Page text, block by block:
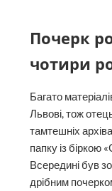
Почерк
чотири
Багато
Львові, тож
тамтешніх
папку із біркою
Всередині був
дрібним